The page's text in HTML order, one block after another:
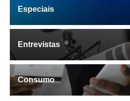
Especiais
Entrevistas
Consumo